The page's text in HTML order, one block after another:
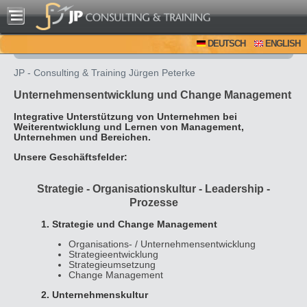
DEUTSCH ENGLISH
JP - Consulting & Training Jürgen Peterke
Unternehmensentwicklung und Change Management
Integrative Unterstützung von Unternehmen bei
Weiterentwicklung und Lernen von Management,
Unternehmen und Bereichen.
Unsere Geschäftsfelder:
Strategie - Organisationskultur - Leadership -
Prozesse
1. Strategie und Change Management
Organisations- / Unternehmensentwicklung
Strategieentwicklung
Strategieumsetzung
Change Management
2. Unternehmenskultur